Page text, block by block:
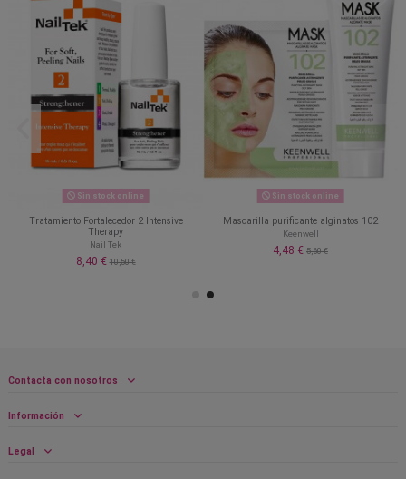
Sin stock online
Tratamiento Fortalecedor 2 Intensive
Therapy
Nail Tek
8,40 €10,50 €
Sin stock online
Mascarilla purificante alginatos 102
Keenwell
4,48 € 5,60 €
Contacta con nosotros
Información
Legal